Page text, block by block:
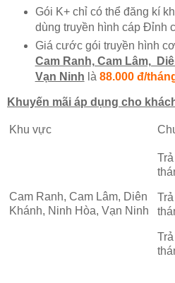
Gói K+ chỉ có thể đăng kí
dùng truyền hình cáp Đỉnh
Giá cước gói truyền hình
Cam Ranh, Cam Lâm,
Vạn Ninh là 88.000 đ/
Khuyến mãi áp dụng cho
Khu vực
Cam Ranh, Cam Lâm, Diên
Khánh, Ninh Hòa, Vạn Ninh